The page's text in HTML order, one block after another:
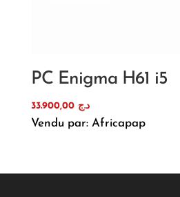
PC Enigma H61 i5
د.ج 33.900,00
Vendu par: Africapap